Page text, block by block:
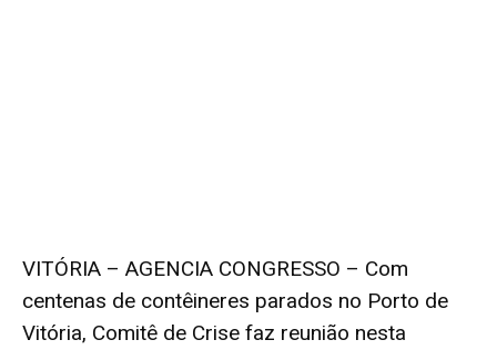
VITÓRIA – AGENCIA CONGRESSO – Com
centenas de contêineres parados no Porto de
Vitória, Comitê de Crise faz reunião nesta